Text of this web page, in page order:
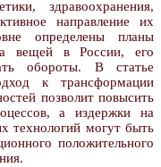
здравоохранения,
направление их
определены планы
вещей в России, его
обороты. В статье
к трансформации
позволит повысить
а издержки на
технологий могут быть
положительного